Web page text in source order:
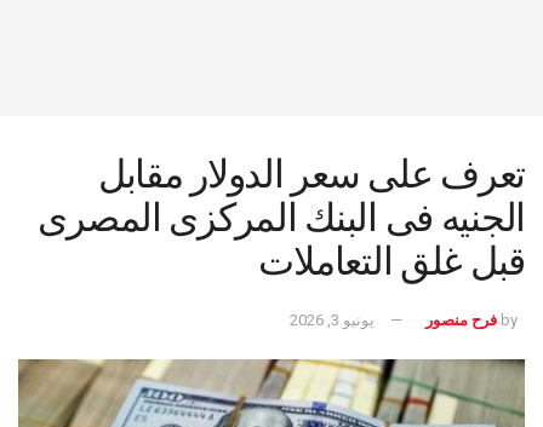
تعرف على سعر الدولار مقابل
الجنيه فى البنك المركزى المصرى
قبل غلق التعاملات
by فرح منصور يونيو 3, 2026